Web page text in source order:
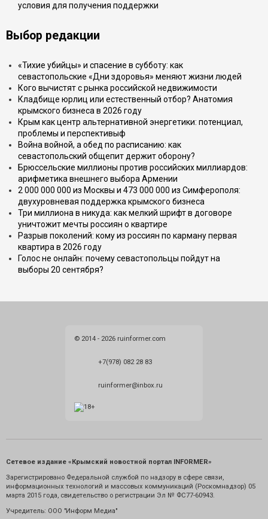
условия для получения поддержки
Выбор редакции
«Тихие убийцы» и спасение в субботу: как
севастопольские «Дни здоровья» меняют жизни людей
Кого вычистят с рынка российской недвижимости
Кладбище юрлиц или естественный отбор? Анатомия
крымского бизнеса в 2026 году
Крым как центр альтернативной энергетики: потенциал,
проблемы и перспективыф
Война войной, а обед по расписанию: как
севастопольский общепит держит оборону?
Брюссельские миллионы против российских миллиардов:
арифметика внешнего выбора Армении
2 000 000 000 из Москвы и 473 000 000 из Симферополя:
двухуровневая поддержка крымского бизнеса
Три миллиона в никуда: как мелкий шрифт в договоре
уничтожит мечты россиян о квартире
Разрыв поколений: кому из россиян по карману первая
квартира в 2026 году
Голос не онлайн: почему севастопольцы пойдут на
выборы 20 сентября?
© 2014 - 2026 ruinformer.com
+7(978) 082 28 83
ruinformer@inbox.ru
Сетевое издание «Крымский новостной портал INFORMER»
Зарегистрировано Федеральной службой по надзору в сфере связи,
информационных технологий и массовых коммуникаций (Роскомнадзор) 05
марта 2015 года, свидетельство о регистрации Эл № ФС77-60943.
Учредитель: ООО "Информ Медиа"